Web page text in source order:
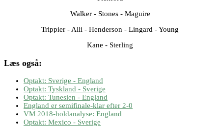
Walker - Stones - Maguire
Trippier - Alli - Henderson - Lingard - Young
Kane - Sterling
Læs også:
Optakt: Sverige - England
Optakt: Tyskland - Sverige
Optakt: Tunesien - England
England er semifinale-klar efter 2-0
VM 2018-holdanalyse: England
Optakt: Mexico - Sverige